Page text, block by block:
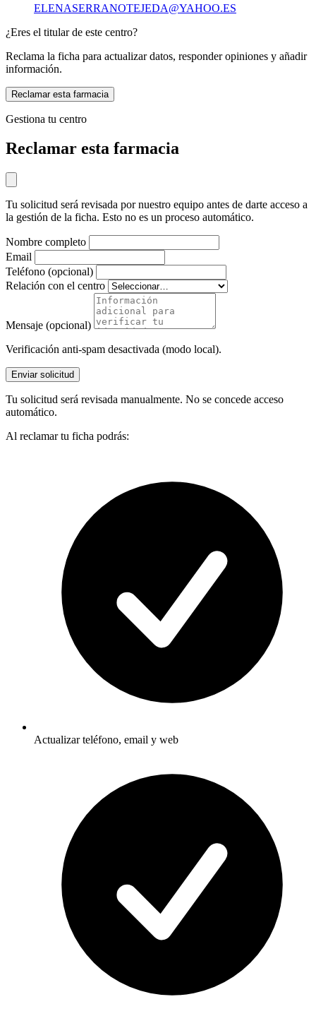
ELENASERRANOTEJEDA@YAHOO.ES
¿Eres el titular de este centro?
Reclama la ficha para actualizar datos, responder opiniones y añadir
información.
Reclamar esta farmacia
Gestiona tu centro
Reclamar esta farmacia
Tu solicitud será revisada por nuestro equipo antes de darte acceso a
la gestión de la ficha. Esto no es un proceso automático.
Nombre completo
Email
Teléfono (opcional)
Relación con el centro
Mensaje (opcional)
Verificación anti-spam desactivada (modo local).
Enviar solicitud
Tu solicitud será revisada manualmente. No se concede acceso
automático.
Al reclamar tu ficha podrás:
Actualizar teléfono, email y web